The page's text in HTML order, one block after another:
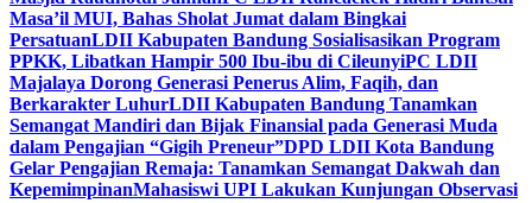
Masa’il MUI, Bahas Sholat Jumat dalam Bingkai
PersatuanLDII Kabupaten Bandung Sosialisasikan Program
PPKK, Libatkan Hampir 500 Ibu-ibu di CileunyiPC LDII
Majalaya Dorong Generasi Penerus Alim, Faqih, dan
Berkarakter LuhurLDII Kabupaten Bandung Tanamkan
Semangat Mandiri dan Bijak Finansial pada Generasi Muda
dalam Pengajian “Gigih Preneur”DPD LDII Kota Bandung
Gelar Pengajian Remaja: Tanamkan Semangat Dakwah dan
KepemimpinanMahasiswi UPI Lakukan Kunjungan Observasi